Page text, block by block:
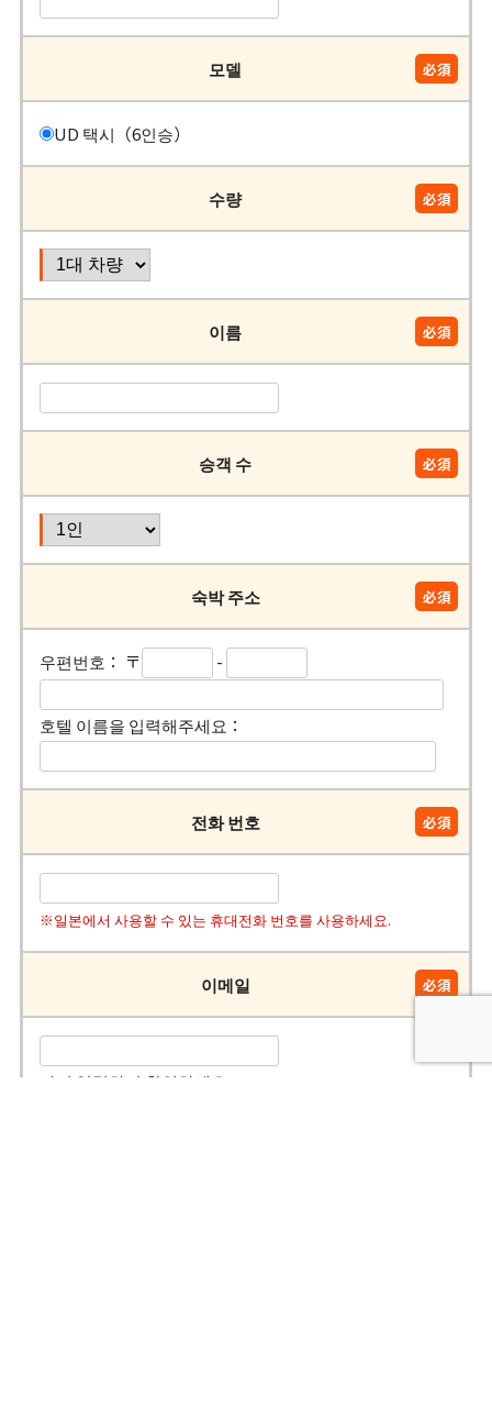
모델
UD 택시（6인승）
수량
이름
승객 수
숙박 주소
우편번호： 〒 -
호텔 이름을 입력해주세요：
전화 번호
※일본에서 사용할 수 있는 휴대전화 번호를 사용하세요.
이메일
다시 입력하여 확인하세요.